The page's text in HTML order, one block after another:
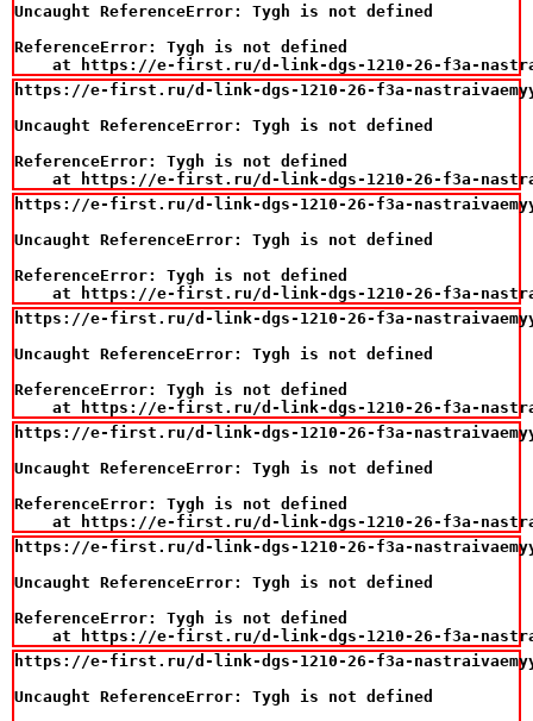
Uncaught ReferenceError: Tygh is not defined
ReferenceError: Tygh is not defined
at https://e-first.ru/d-link-dgs-1210-26-f3a-
https://e-first.ru/d-link-dgs-1210-26-f3a-nastraivaemyy-
Uncaught ReferenceError: Tygh is not defined
ReferenceError: Tygh is not defined
at https://e-first.ru/d-link-dgs-1210-26-f3a-
https://e-first.ru/d-link-dgs-1210-26-f3a-nastraivaemyy-
Uncaught ReferenceError: Tygh is not defined
ReferenceError: Tygh is not defined
at https://e-first.ru/d-link-dgs-1210-26-f3a-
https://e-first.ru/d-link-dgs-1210-26-f3a-nastraivaemyy-
Uncaught ReferenceError: Tygh is not defined
ReferenceError: Tygh is not defined
at https://e-first.ru/d-link-dgs-1210-26-f3a-
https://e-first.ru/d-link-dgs-1210-26-f3a-nastraivaemyy-
Uncaught ReferenceError: Tygh is not defined
ReferenceError: Tygh is not defined
at https://e-first.ru/d-link-dgs-1210-26-f3a-
https://e-first.ru/d-link-dgs-1210-26-f3a-nastraivaemyy-
Uncaught ReferenceError: Tygh is not defined
ReferenceError: Tygh is not defined
at https://e-first.ru/d-link-dgs-1210-26-f3a-
https://e-first.ru/d-link-dgs-1210-26-f3a-nastraivaemyy-
Uncaught ReferenceError: Tygh is not defined